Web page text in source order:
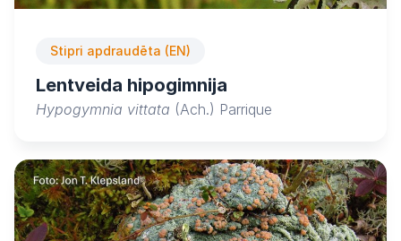
Stipri apdraudēta (EN)
Lentveida hipogimnija
Hypogymnia vittata (Ach.) Parrique